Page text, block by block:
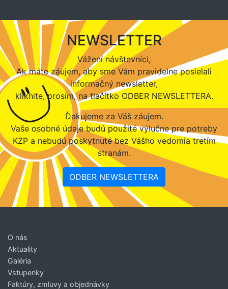
NEWSLETTER
Vážení návštevníci,
Ak máte záujem, aby sme Vám pravidelne posielali
informačný newsletter,
kliknite, prosím, na tlačítko ODBER NEWSLETTERA.
Ďakujeme za Váš záujem.
Vaše osobné údaje budú použité výlučne pre potreby
KZP a nebudú poskytnuté bez Vášho vedomia tretím
stranám.
ODBER NEWSLETTERA
O nás
Aktuality
Galéria
Vstupenky
Faktúry, zmluvy a objednávky